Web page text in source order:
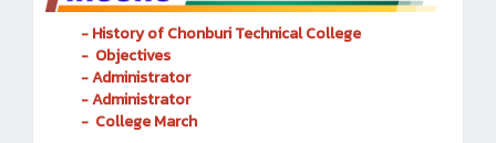
- History of Chonburi Technical College
- Objectives
- Administrator
- Administrator